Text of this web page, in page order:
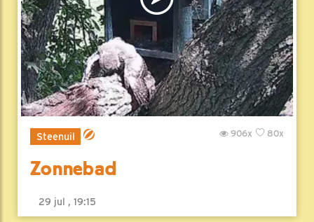
Steenuil 80x
906x
Zonnebad
29 jul , 19:15